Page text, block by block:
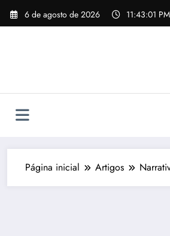
Pular
para
6 de agosto de 2026 11:43:02 PM
Página inicial Artigos